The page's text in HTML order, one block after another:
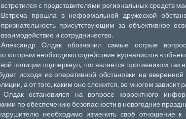
встретился с представителями региональных средств
Встреча прошла в неформальной дружеской
признательность присутствующим за объективное
взаимодействие и сотрудничество.
Александр Олдак обозначил самые острые
которым необходимо содействие журналистов в
полиции подчеркнул, что является противником
исходя из оперативной обстановки на
а от того, каким оно сложится, во многом
остановился на вопросе корректного
по обеспечению безопасности в новогодние
необходимо изменить своё отношение